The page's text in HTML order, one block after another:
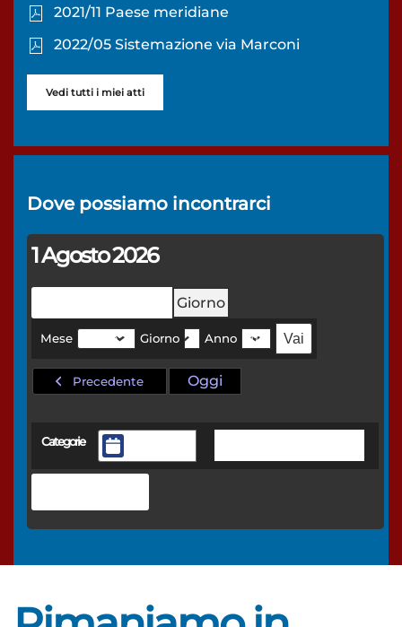
2021/11 Paese meridiane
2022/05 Sistemazione via Marconi
Vedi tutti i miei atti
Dove possiamo incontrarci
1 Agosto 2026
Giorno
Mese Giorno Anno
Precedente Oggi
Categorie